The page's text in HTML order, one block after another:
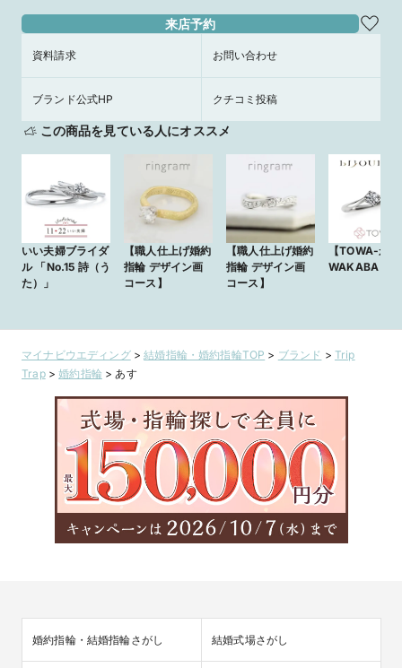
来店予約
資料請求 お問い合わせ
ブランド公式HP クチコミ投稿
この商品を見ている人にオススメ
いい夫婦ブライダ
ル 「No.15 詩（う
た）」
【職人仕上げ婚約
指輪 デザイン画
コース】
【職人仕上げ婚約
指輪 デザイン画
コース】
【TOWA-永
WAKABA 若
マイナビウエディング>結婚指輪・婚約指輪TOP > ブランド > Trip
Trap>婚約指輪 >あす
婚約指輪・結婚指輪さがし 結婚式場さがし